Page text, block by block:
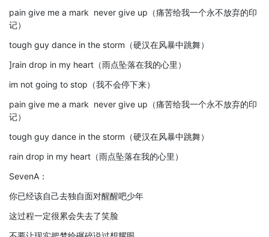
pain give me a mark never give up（痛苦给我一个永不放弃的印
记）
tough guy dance in the storm（硬汉在风暴中跳舞）
]rain drop in my heart（雨点坠落在我的心里）
im not going to stop（我不会停下来）
pain give me a mark never give up（痛苦给我一个永不放弃的印
记）
tough guy dance in the storm（硬汉在风暴中跳舞）
rain drop in my heart（雨点坠落在我的心里）
SevenA：
你已经该自己去独自面对醒醒吧少年
这过程一定很累会失去了笑脸